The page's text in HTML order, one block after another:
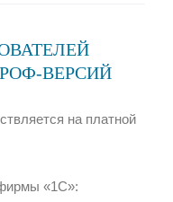
ВЕРСИЙ
на платной
«1С»: